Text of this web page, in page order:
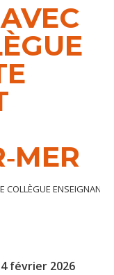
COLLÈGUE
février 2026